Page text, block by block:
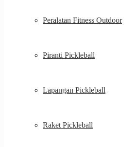
Peralatan Fitness Outdoor
Piranti Pickleball
Lapangan Pickleball
Raket Pickleball